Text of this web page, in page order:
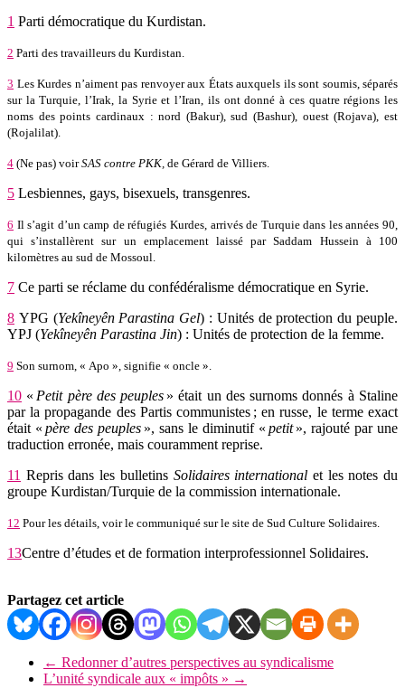
1 Parti démocratique du Kurdistan.
2 Parti des travailleurs du Kurdistan.
3 Les Kurdes n’aiment pas renvoyer aux États auxquels ils sont soumis, séparés
sur la Turquie, l’Irak, la Syrie et l’Iran, ils ont donné à ces quatre régions les
noms des points cardinaux : nord (Bakur), sud (Bashur), ouest (Rojava), est
(Rojalilat).
4 (Ne pas) voirSAS contre PKK, de Gérard de Villiers.
5 Lesbiennes, gays, bisexuels, transgenres.
6 Il s’agit d’un camp de réfugiés Kurdes, arrivés de Turquie dans les années 90,
qui s’installèrent sur un emplacement laissé par Saddam Hussein à 100
kilomètres au sud de Mossoul.
7 Ce parti se réclame du confédéralisme démocratique en Syrie.
8 YPG (Yekîneyên Parastina Gel) : Unités de protection du peuple.
YPJ (Yekîneyên Parastina Jin) : Unités de protection de la femme.
9 Son surnom, « Apo », signifie « oncle ».
10 « Petit père des peuples » était un des surnoms donnés à Staline
par la propagande des Partis communistes ; en russe, le terme exact
était « père des peuples », sans le diminutif « petit», rajouté par une
traduction erronée, mais couramment reprise.
11 Repris dans les bulletins Solidaires international et les notes du
groupe Kurdistan/Turquie de la commission internationale.
12 Pour les détails, voir le communiqué sur le site de Sud Culture Solidaires.
13Centre d’études et de formation interprofessionnel Solidaires.
Partagez cet article
← Redonner d’autres perspectives au syndicalisme
L’unité syndicale aux « impôts » →